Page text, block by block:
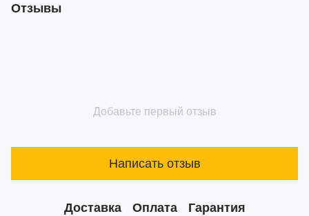
Отзывы
Добавьте первый отзыв
Написать отзыв
Доставка Оплата Гарантия